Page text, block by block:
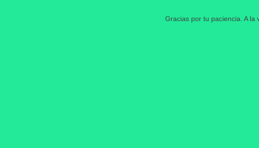
Gracias por tu paciencia. A la